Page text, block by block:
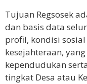
Tujuan Regsosek
dan basis data
profil, kondisi
kesejahteraan,
kependudukan
tingkat Desa atau